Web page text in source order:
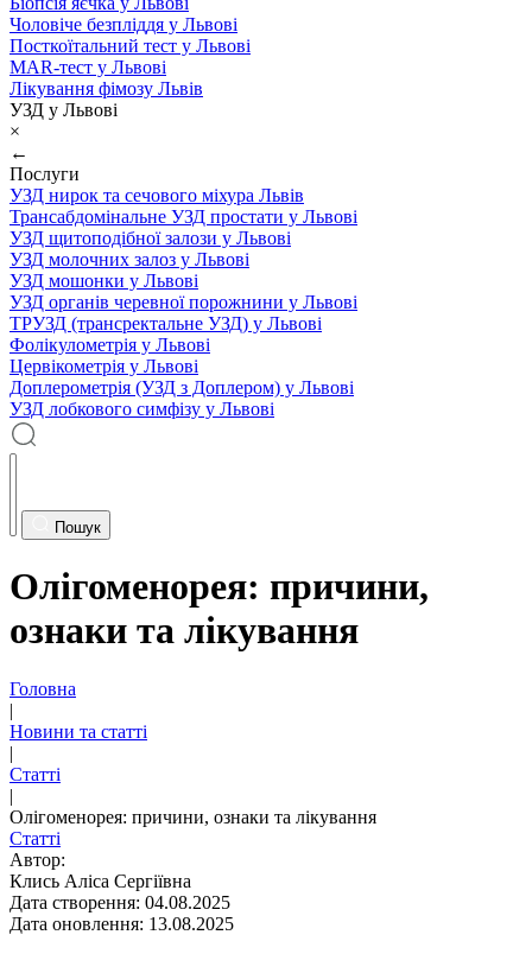
Чоловіче безпліддя у Львові
Посткоїтальний тест у Львові
MAR-тест у Львові
Лікування фімозу Львів
УЗД у Львові
×
←
Послуги
УЗД нирок та сечового міхура Львів
Трансабдомінальне УЗД простати у Львові
УЗД щитоподібної залози у Львові
УЗД молочних залоз у Львові
УЗД мошонки у Львові
УЗД органів черевної порожнини у Львові
ТРУЗД (трансректальне УЗД) у Львові
Фолікулометрія у Львові
Цервікометрія у Львові
Доплерометрія (УЗД з Доплером) у Львові
УЗД лобкового симфізу у Львові
Пошук
Олігоменорея: причини,
ознаки та лікування
Головна
|
Новини та статті
|
Статті
|
Олігоменорея: причини, ознаки та лікування
Статті
Автор:
Клись Аліса Сергіївна
Дата створення: 04.08.2025
Дата оновлення: 13.08.2025